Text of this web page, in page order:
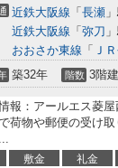
近鉄大阪線 「 長瀬
近鉄大阪線 「 弥刀
おおさか東線 「 Ｊ
築32年 階数 3階建
報：アールエス菱
荷物や郵便の受け
敷金 礼金